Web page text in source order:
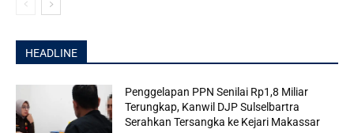
HEADLINE
Penggelapan PPN Senilai Rp1,8 Miliar
Terungkap, Kanwil DJP Sulselbartra
Serahkan Tersangka ke Kejari Makassar